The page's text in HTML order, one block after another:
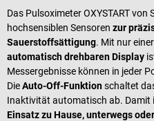
Das Pulsoximeter OXYSTART
hochsensiblen Sensoren zur
Sauerstoffsättigung. Mit nur
automatischdrehbaren Display
Messergebnisse können in jeder
DieAuto-Off-Funktionschaltet
Inaktivität automatisch ab. Damit
Einsatz zu Hause, unterwegs